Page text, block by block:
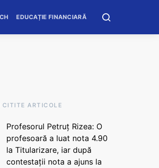
EDUCAȚIE FINANCIARĂ
CITITE ARTICOLE
Profesorul Petruț Rizea: O
profesoară a luat nota 4.90
la Titularizare, iar după
contestații nota a ajuns la